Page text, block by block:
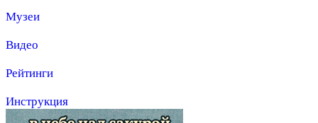
Музеи
Видео
Рейтинги
Инструкция